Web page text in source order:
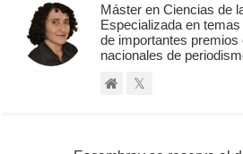
Máster en Ciencias de
Especializada en
de importantes premios
nacionales de